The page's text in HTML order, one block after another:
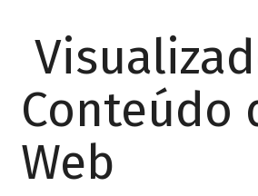
Conteúdo
Web